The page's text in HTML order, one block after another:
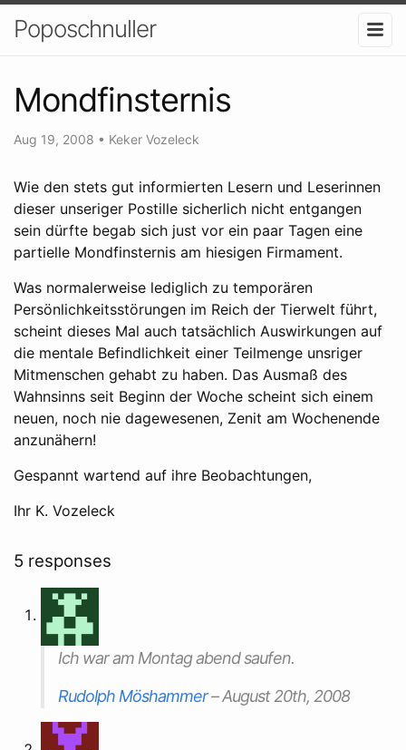
Poposchnuller
Mondfinsternis
Aug 19, 2008 • Keker Vozeleck
Wie den stets gut informierten Lesern und Leserinnen
dieser unseriger Postille sicherlich nicht entgangen
sein dürfte begab sich just vor ein paar Tagen eine
partielle Mondfinsternis am hiesigen Firmament.
Was normalerweise lediglich zu temporären
Persönlichkeitsstörungen im Reich der Tierwelt führt,
scheint dieses Mal auch tatsächlich Auswirkungen auf
die mentale Befindlichkeit einer Teilmenge unsriger
Mitmenschen gehabt zu haben. Das Ausmaß des
Wahnsinns seit Beginn der Woche scheint sich einem
neuen, noch nie dagewesenen, Zenit am Wochenende
anzunähern!
Gespannt wartend auf ihre Beobachtungen,
Ihr K. Vozeleck
5 responses
Ich war am Montag abend saufen.
Rudolph Möshammer–August 20th, 2008